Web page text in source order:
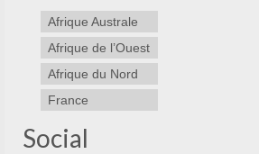
Afrique Australe
Afrique de l’Ouest
Afrique du Nord
France
Social